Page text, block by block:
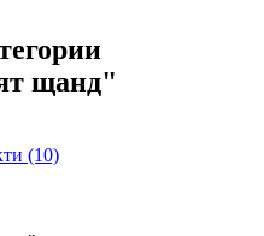
щанд"
(10)